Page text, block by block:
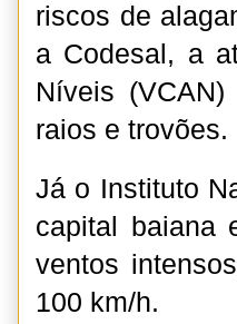
riscos de
a Codesal, a
Níveis
raios e trovões.
Já o Instituto
capital baiana
ventos
100 km/h.